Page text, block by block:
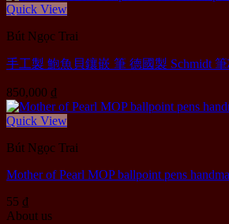
Quick View
Bút Ngọc Trai
手工製 鮑魚貝鑲嵌 筆 德國製 Schmidt
850,000 ₫
Quick View
Bút Ngọc Trai
Mother of Pearl MOP ballpoint pens
55 ₫
About us